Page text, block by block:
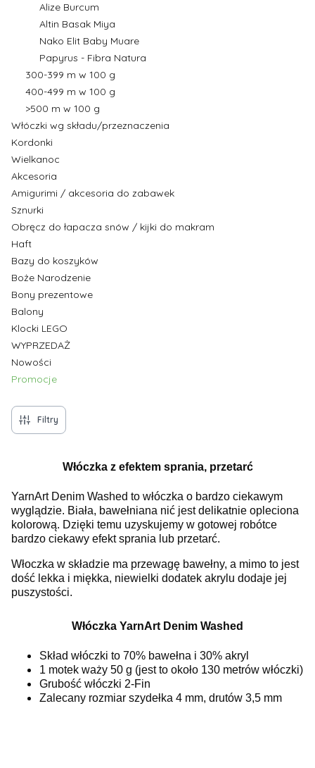
Alize Burcum
Altin Basak Miya
Nako Elit Baby Muare
Papyrus - Fibra Natura
300-399 m w 100 g
400-499 m w 100 g
>500 m w 100 g
Włóczki wg składu/przeznaczenia
Kordonki
Wielkanoc
Akcesoria
Amigurimi / akcesoria do zabawek
Sznurki
Obręcz do łapacza snów / kijki do makram
Haft
Bazy do koszyków
Boże Narodzenie
Bony prezentowe
Balony
Klocki LEGO
WYPRZEDAŻ
Nowości
Promocje
Filtry
Włóczka z efektem sprania, przetarć
YarnArt Denim Washed to włóczka o bardzo ciekawym
wyglądzie. Biała, bawełniana nić jest delikatnie opleciona
kolorową. Dzięki temu uzyskujemy w gotowej robótce
bardzo ciekawy efekt sprania lub przetarć.
Włoczka w składzie ma przewagę bawełny, a mimo to jest
dość lekka i miękka, niewielki dodatek akrylu dodaje jej
puszystości.
Włóczka YarnArt Denim Washed
Skład włóczki to 70% bawełna i 30% akryl
1 motek waży 50 g (jest to około 130 metrów włóczki)
Grubość włóczki 2-Fin
Zalecany rozmiar szydełka 4 mm, drutów 3,5 mm